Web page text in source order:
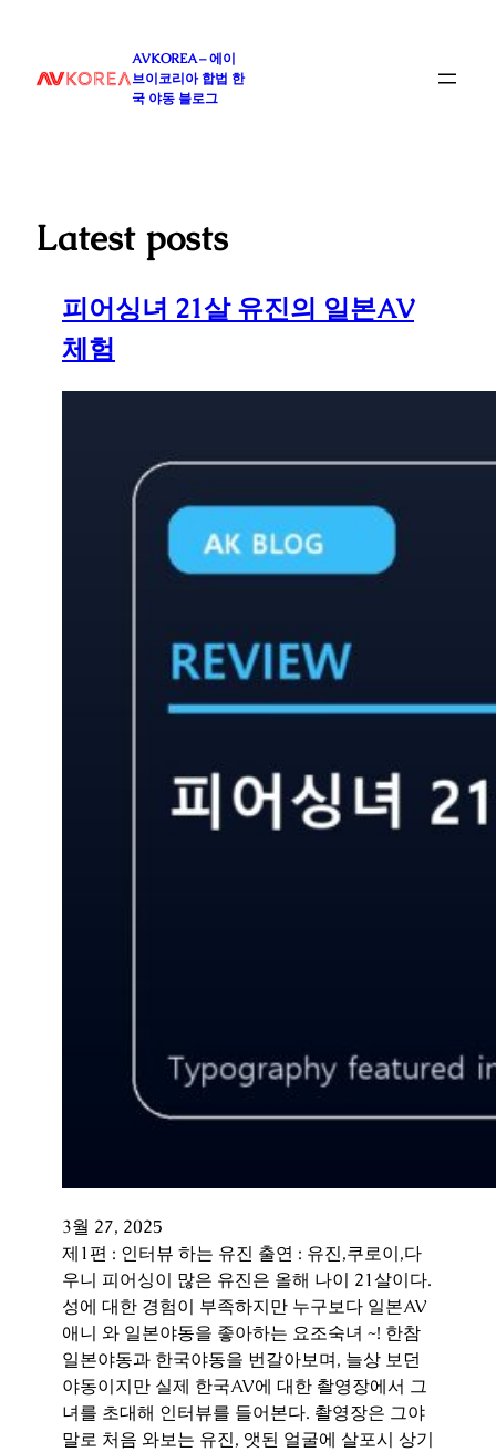
AVKOREA – 에이
브이코리아 합법 한
국 야동 블로그
Latest posts
피어싱녀 21살 유진의 일본AV
체험
3월 27, 2025
제1편 : 인터뷰 하는 유진 출연 : 유진,쿠로이,다
우니 피어싱이 많은 유진은 올해 나이 21살이다.
성에 대한 경험이 부족하지만 누구보다 일본AV
애니 와 일본야동을 좋아하는 요조숙녀 ~! 한참
일본야동과 한국야동을 번갈아보며, 늘상 보던
야동이지만 실제 한국AV에 대한 촬영장에서 그
녀를 초대해 인터뷰를 들어본다. 촬영장은 그야
말로 처음 와보는 유진, 앳된 얼굴에 살포시 상기